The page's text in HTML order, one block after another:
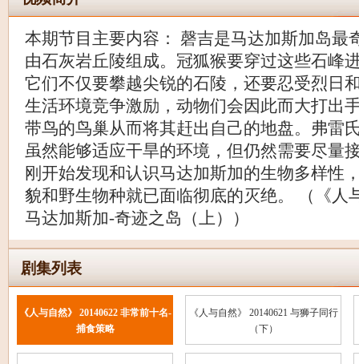
本期节目主要内容： 磬吉是马达加斯加岛最
由石灰岩丘陵组成。冠狐猴要穿过这些石峰
它们不仅要攀越尖锐的石陵，还要忍受烈日
生活环境竞争激励，动物们会因此而大打出
带鸟的鸟巢从而将其赶出自己的地盘。弗雷
虽然能够适应干旱的环境，但仍然需要尽量
刚开始发现和认识马达加斯加的生物多样性
貌和野生物种就已面临彻底的灭绝。 （《人
马达加斯加-奇迹之岛（上））
剧集列表
《人与自然》 20140622 非常前十名-
捕食策略
《人与自然》 20140621 与狮子同行
（下）